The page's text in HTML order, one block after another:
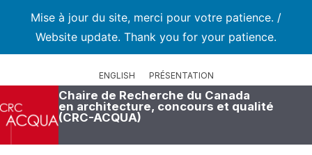
Mise à jour du site, merci pour votre patience. /
Website update. Thank you for your patience.
ENGLISH PRÉSENTATION
Chaire de Recherche du Canada
en architecture, concours et qualité
(CRC-ACQUA)